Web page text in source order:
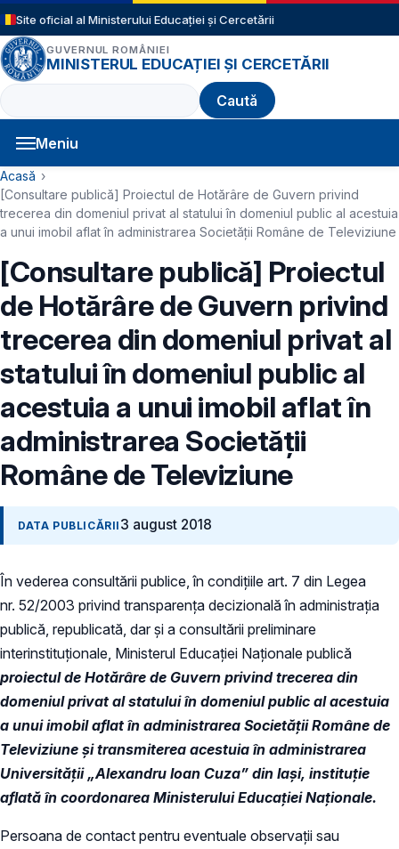
Sari la conținutul principal
Site oficial al Ministerului Educației și Cercetării
GUVERNUL ROMÂNIEI
MINISTERUL EDUCAȚIEI ȘI CERCETĂRII
Caută
Meniu
Navigație principală
Cale de navigare
Acasă
[Consultare publică] Proiectul de Hotărâre de Guvern privind
trecerea din domeniul privat al statului în domeniul public al acestuia
a unui imobil aflat în administrarea Societății Române de Televiziune
[Consultare publică] Proiectul
de Hotărâre de Guvern privind
trecerea din domeniul privat al
statului în domeniul public al
acestuia a unui imobil aflat în
administrarea Societății
Române de Televiziune
DATA PUBLICĂRII 3 august 2018
În vederea consultării publice, în condiţiile art. 7 din Legea
nr. 52/2003 privind transparenţa decizională în administraţia
publică, republicată, dar și a consultării preliminare
interinstituționale, Ministerul Educaţiei Naţionale publică
proiectul de Hotărâre de Guvern privind trecerea din
domeniul privat al statului în domeniul public al acestuia
a unui imobil aflat în administrarea Societății Române de
Televiziune și transmiterea acestuia în administrarea
Universității „Alexandru Ioan Cuza” din Iași, instituție
aflată în coordonarea Ministerului Educației Naționale.
Persoana de contact pentru eventuale observații sau